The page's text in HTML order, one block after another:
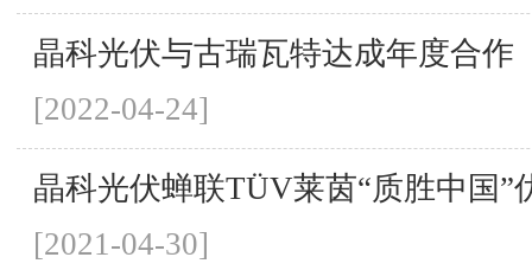
晶科光伏与古瑞瓦特达成年度合作
[2022-04-24]
晶科光伏蝉联TÜV莱茵“质胜中国”
[2021-04-30]